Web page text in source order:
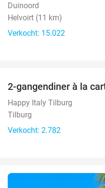
Duinoord
Helvoirt (11 km)
Verkocht: 15.022
2-gangendiner à la
Happy Italy Tilburg
Tilburg
Verkocht: 2.782